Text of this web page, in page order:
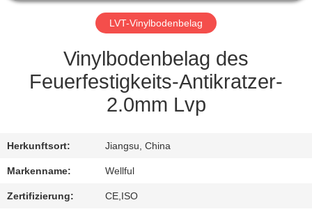
QUALITÄTSKONTROLLE
TRETEN
SIE
UNS
IN
LVT-Vinylbodenbelag
Vinylbodenbelag des
Feuerfestigkeits-Antikratzer-
2.0mm Lvp
Herkunftsort: Jiangsu, China
Markenname: Wellful
Zertifizierung: CE,ISO